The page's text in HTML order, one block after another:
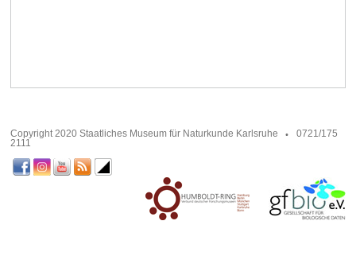
Copyright 2020 Staatliches Museum für Naturkunde Karlsruhe
0721/175
2111